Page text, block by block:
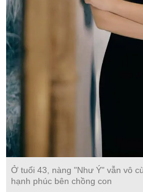
Ở tuổi 43, nàng "Như Ý" vẫn vô
hạnh phúc bên chồng con